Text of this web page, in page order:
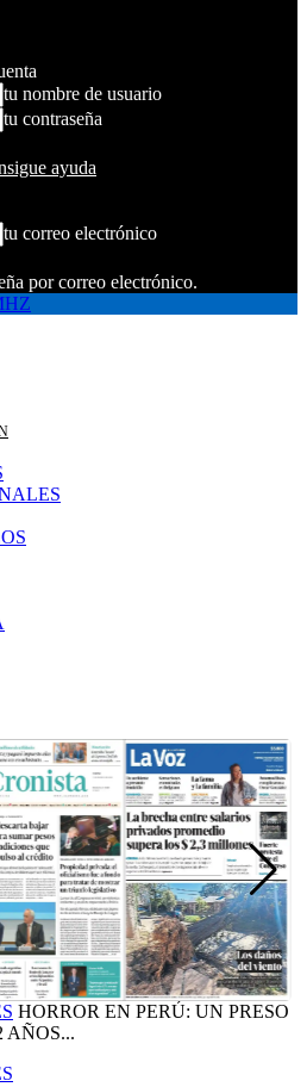
tu nombre de usuario
tu contraseña
ayuda
tu correo electrónico
por correo electrónico.
HORROR EN PERÚ: UN PRESO
AÑOS...